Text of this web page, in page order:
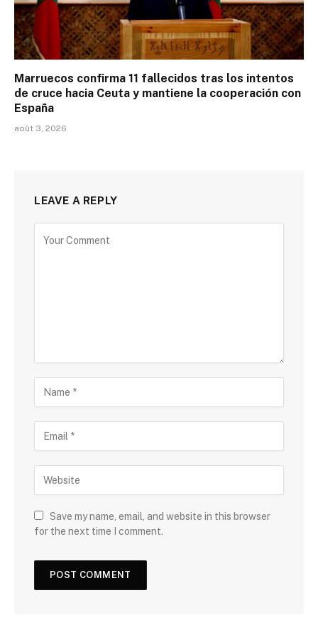
Marruecos confirma 11 fallecidos tras los intentos
de cruce hacia Ceuta y mantiene la cooperación con
España
août 3, 2026
LEAVE A REPLY
Save my name, email, and website in this browser
for the next time I comment.